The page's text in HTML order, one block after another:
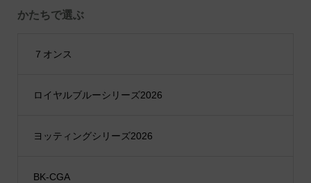
かたちで選ぶ
７オンス
ロイヤルブルーシリーズ2026
ヨッティングシリーズ2026
BK-CGA